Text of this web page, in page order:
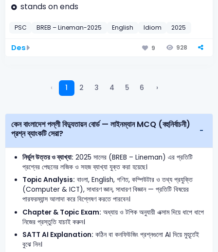
stands on ends
PSC BREB – Lineman-2025 English Idiom 2025
Des 9 928
‹ 1 2 3 4 5 6 ›
কেন বাংলাদেশ পল্লী বিদ্যুতায়ন বোর্ড — লাইনম্যান MCQ (বহুনির্বাচনী)
প্রশ্ন ব্যাংকটি সেরা?
নির্ভুল উত্তর ও ব্যাখ্যা: 2025 সালের (BREB – Lineman) এর প্রতিটি
প্রশ্নের পেছনের লজিক ও সহজ ব্যাখ্যা যুক্ত করা হয়েছে।
Topic Analysis: বাংলা, English, গণিত, কম্পিউটার ও তথ্য প্রযুক্তি
(Computer & ICT), সাধারণ জ্ঞান, সাধারণ বিজ্ঞান — প্রতিটি বিষয়ের
পারফরম্যান্স আলাদা করে বিশ্লেষণ করতে পারবেন।
Chapter & Topic Exam: অধ্যায় ও টপিক অনুযায়ী এক্সাম দিয়ে ধাপে ধাপে
নিজের প্রস্তুতি যাচাই করুন।
SATT AI Explanation: কঠিন বা কনফিউজিং প্রশ্নগুলো AI দিয়ে মুহূর্তেই
বুঝে নিন।